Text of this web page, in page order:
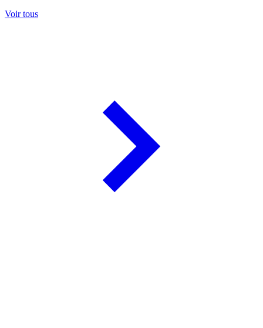
Voir tous